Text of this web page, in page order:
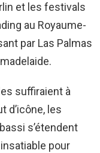
et les festivals
au Royaume-
par Las Palmas
suffiraient à
d’icône, les
s’étendent
pour